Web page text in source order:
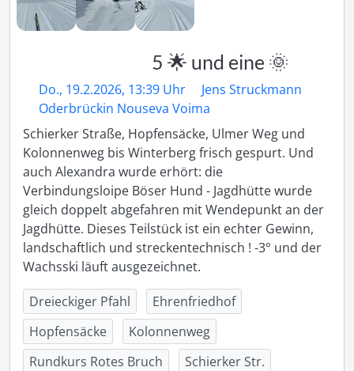
5 🌟 und eine 🌞
Do., 19.2.2026, 13:39 Uhr
Jens Struckmann
Oderbrückin Nouseva Voima
Schierker Straße, Hopfensäcke, Ulmer Weg und
Kolonnenweg bis Winterberg frisch gespurt. Und
auch Alexandra wurde erhört: die
Verbindungsloipe Böser Hund - Jagdhütte wurde
gleich doppelt abgefahren mit Wendepunkt an der
Jagdhütte. Dieses Teilstück ist ein echter Gewinn,
landschaftlich und streckentechnisch ! -3° und der
Wachsski läuft ausgezeichnet.
Dreieckiger Pfahl
Ehrenfriedhof
Hopfensäcke
Kolonnenweg
Rundkurs Rotes Bruch
Schierker Str.